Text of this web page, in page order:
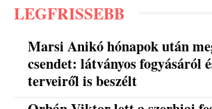
LEGFRISSEBB
Marsi Anikó hónapok után
csendet: látványos fogyásáról
terveiről is beszélt